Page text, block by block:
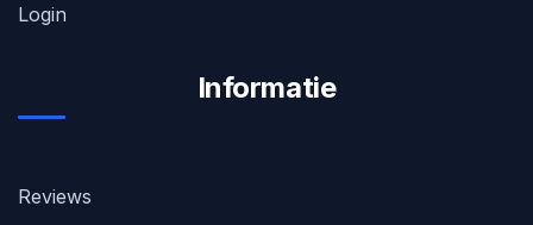
Login
Informatie
Reviews